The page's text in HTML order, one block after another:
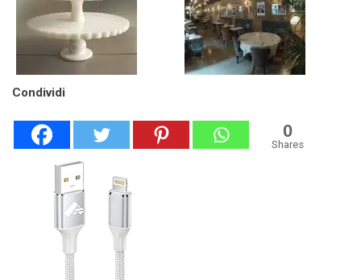
Condividi
0
Shares